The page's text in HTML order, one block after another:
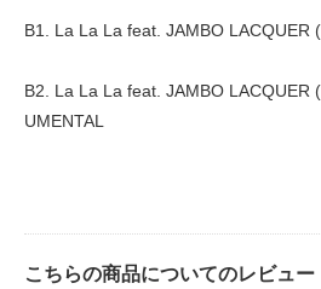
B1. La La La feat. JAMBO LACQUER
B2. La La La feat. JAMBO LACQUER
UMENTAL
こちらの商品についてのレビュー